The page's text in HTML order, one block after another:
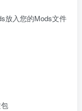
放入您的Mods文件